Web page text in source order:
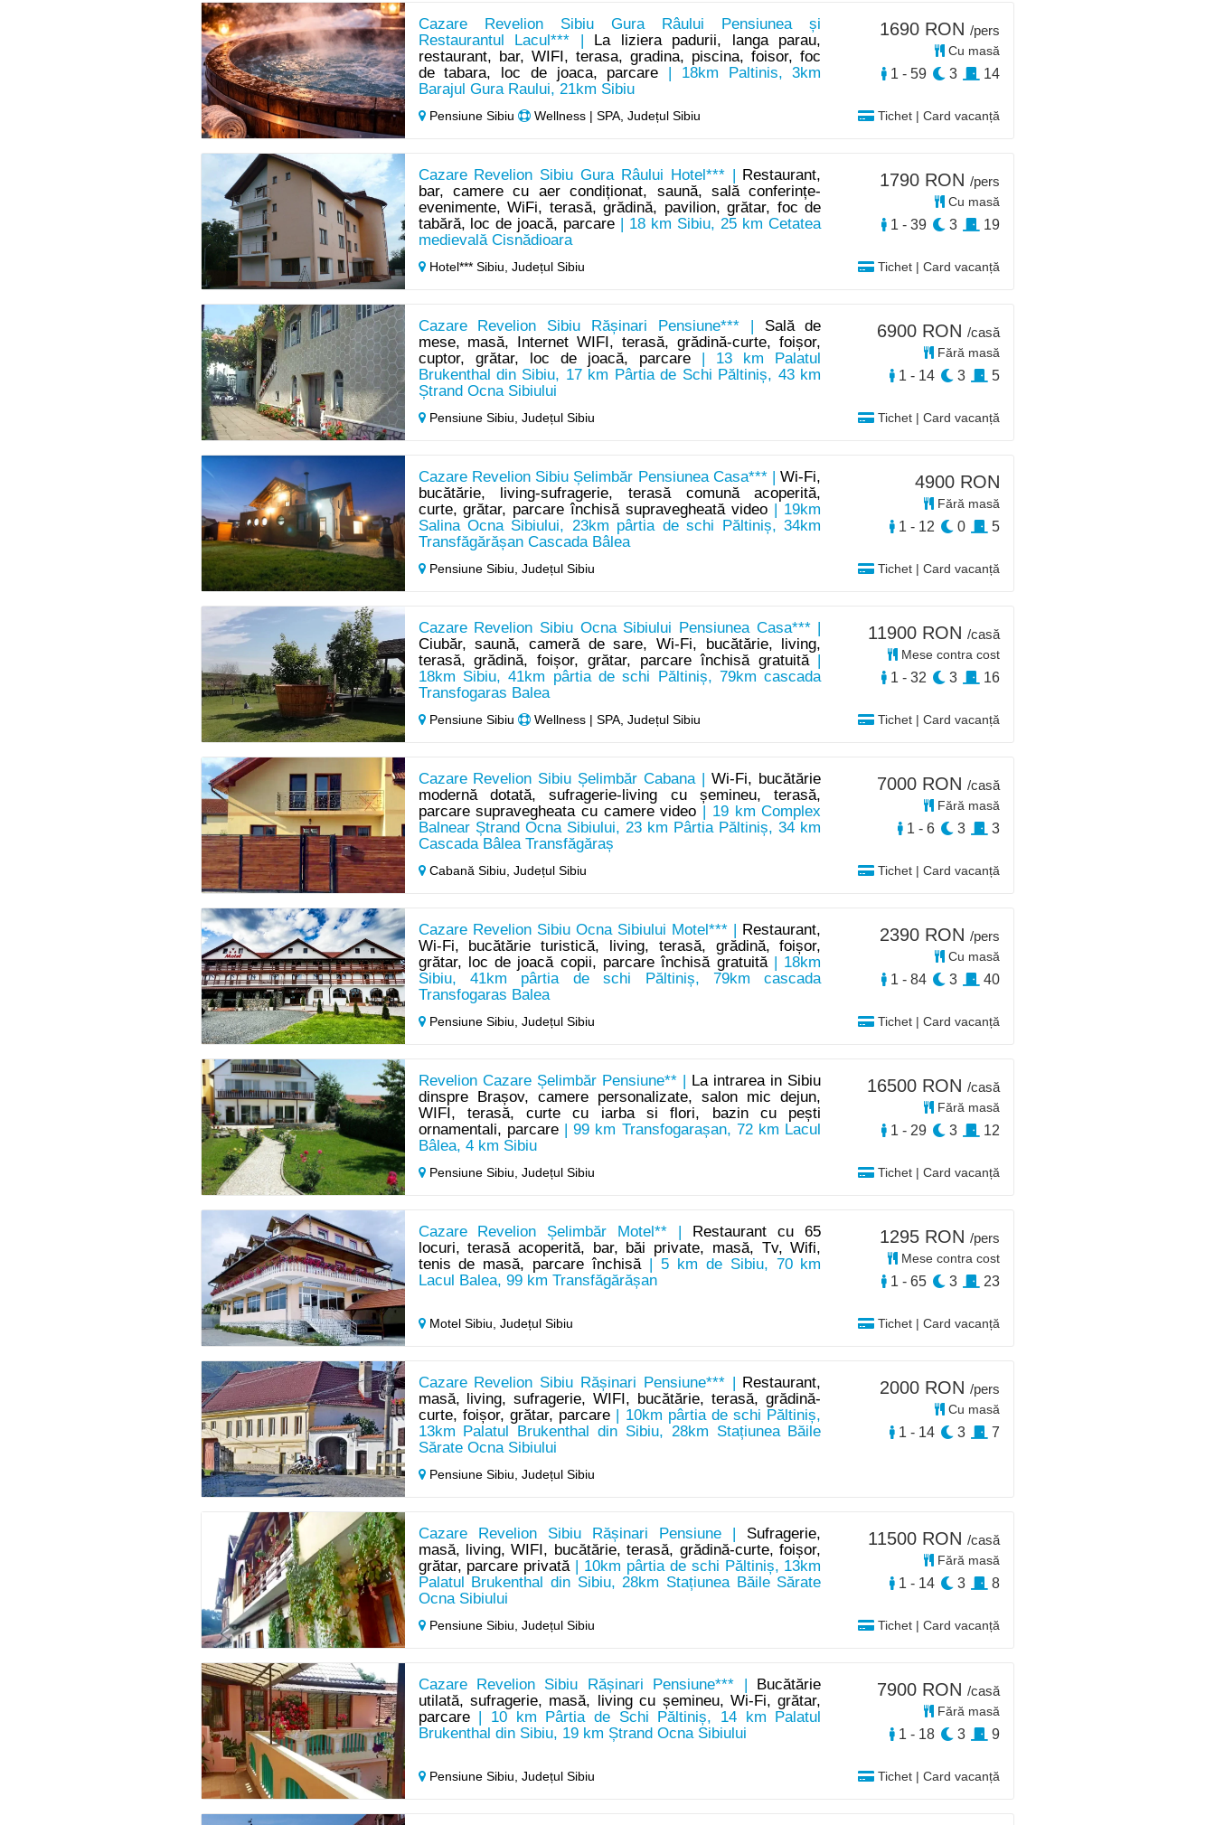
Cazare Revelion Sibiu Gura Râului Pensiunea și
Restaurantul Lacul*** |
La liziera padurii, langa parau,
restaurant, bar, WIFI, terasa, gradina, piscina, foisor, foc
de tabara, loc de joaca, parcare | 18km Paltinis, 3km
Barajul Gura Raului, 21km Sibiu
Pensiune Sibiu Wellness | SPA, Județul Sibiu Tichet | Card vacanță
1690 RON /pers
Cu masă
1 - 59 3 14
Cazare Revelion Sibiu Gura Râului Hotel*** |
Restaurant,
bar, camere cu aer condiționat, saună, sală conferințe-
evenimente, WiFi, terasă, grădină, pavilion, grătar, foc de
tabără, loc de joacă, parcare | 18 km Sibiu, 25 km Cetatea
medievală Cisnădioara
Hotel*** Sibiu, Județul Sibiu Tichet | Card vacanță
1790 RON /pers
Cu masă
1 - 39 3 19
Cazare Revelion Sibiu Rășinari Pensiune*** | Sală de
mese, masă, Internet WIFI, terasă, grădină-curte, foișor,
cuptor, grătar, loc de joacă, parcare | 13 km Palatul
Brukenthal din Sibiu, 17 km Pârtia de Schi Păltiniș, 43 km
Ștrand Ocna Sibiului
Pensiune Sibiu, Județul Sibiu Tichet | Card vacanță
6900 RON /casă
Fără masă
1 - 14 3 5
Cazare Revelion Sibiu Șelimbăr Pensiunea Casa*** |Wi-Fi,
bucătărie, living-sufragerie, terasă comună acoperită,
curte, grătar, parcare închisă supravegheată video | 19km
Salina Ocna Sibiului, 23km pârtia de schi Păltiniș, 34km
Transfăgărășan Cascada Bâlea
Pensiune Sibiu, Județul Sibiu Tichet | Card vacanță
4900 RON
Fără masă
1 - 12 0 5
Cazare Revelion Sibiu Ocna Sibiului Pensiunea Casa*** |
Ciubăr, saună, cameră de sare, Wi-Fi, bucătărie, living,
terasă, grădină, foișor, grătar, parcare închisă gratuită|
18km Sibiu, 41km pârtia de schi Păltiniș, 79km cascada
Transfogaras Balea
Pensiune Sibiu Wellness | SPA, Județul Sibiu Tichet | Card vacanță
11900 RON /casă
Mese contra cost
1 - 32 3 16
Cazare Revelion Sibiu Șelimbăr Cabana |Wi-Fi, bucătărie
modernă dotată, sufragerie-living cu șemineu, terasă,
parcare supravegheata cu camere video | 19 km Complex
Balnear Ștrand Ocna Sibiului, 23 km Pârtia Păltiniș, 34 km
Cascada Bâlea Transfăgăraș
Cabană Sibiu, Județul Sibiu Tichet | Card vacanță
7000 RON /casă
Fără masă
1 - 6 3 3
Cazare Revelion Sibiu Ocna Sibiului Motel*** |
Restaurant,
Wi-Fi, bucătărie turistică, living, terasă, grădină, foișor,
grătar, loc de joacă copii, parcare închisă gratuită| 18km
Sibiu, 41km pârtia de schi Păltiniș, 79km cascada
Transfogaras Balea
Pensiune Sibiu, Județul Sibiu Tichet | Card vacanță
2390 RON /pers
Cu masă
1 - 84 3 40
Revelion Cazare Șelimbăr Pensiune** |
La intrarea in Sibiu
dinspre Brașov, camere personalizate, salon mic dejun,
WIFI, terasă, curte cu iarba si flori, bazin cu pești
ornamentali, parcare| 99 km Transfogarașan, 72 km Lacul
Bâlea, 4 km Sibiu
Pensiune Sibiu, Județul Sibiu Tichet | Card vacanță
16500 RON /casă
Fără masă
1 - 29 3 12
Cazare Revelion Șelimbăr Motel** |
Restaurant cu 65
locuri, terasă acoperită, bar, băi private, masă, Tv, Wifi,
tenis de masă, parcare închisă| 5 km de Sibiu, 70 km
Lacul Balea, 99 km Transfăgărășan
Motel Sibiu, Județul Sibiu Tichet | Card vacanță
1295 RON /pers
Mese contra cost
1 - 65 3 23
Cazare Revelion Sibiu Rășinari Pensiune*** |
Restaurant,
masă, living, sufragerie, WIFI, bucătărie, terasă, grădină-
curte, foișor, grătar, parcare | 10km pârtia de schi Păltiniș,
13km Palatul Brukenthal din Sibiu, 28km Stațiunea Băile
Sărate Ocna Sibiului
Pensiune Sibiu, Județul Sibiu
2000 RON /pers
Cu masă
1 - 14 3 7
Cazare Revelion Sibiu Rășinari Pensiune | Sufragerie,
masă, living, WIFI, bucătărie, terasă, grădină-curte, foișor,
grătar, parcare privată| 10km pârtia de schi Păltiniș, 13km
Palatul Brukenthal din Sibiu, 28km Stațiunea Băile Sărate
Ocna Sibiului
Pensiune Sibiu, Județul Sibiu Tichet | Card vacanță
11500 RON /casă
Fără masă
1 - 14 3 8
Cazare Revelion Sibiu Rășinari Pensiune*** |
Bucătărie
utilată, sufragerie, masă, living cu șemineu, Wi-Fi, grătar,
parcare| 10 km Pârtia de Schi Păltiniș, 14 km Palatul
Brukenthal din Sibiu, 19 km Ștrand Ocna Sibiului
Pensiune Sibiu, Județul Sibiu Tichet | Card vacanță
7900 RON /casă
Fără masă
1 - 18 3 9